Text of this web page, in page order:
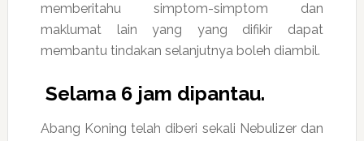
memberitahu simptom-simptom dan
maklumat lain yang yang difikir dapat
membantu tindakan selanjutnya boleh diambil.
Selama 6 jam dipantau.
Abang Koning telah diberi sekali Nebulizer dan